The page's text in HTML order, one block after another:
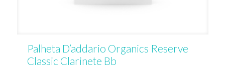
Palheta D’addario Organics Reserve
Classic Clarinete Bb